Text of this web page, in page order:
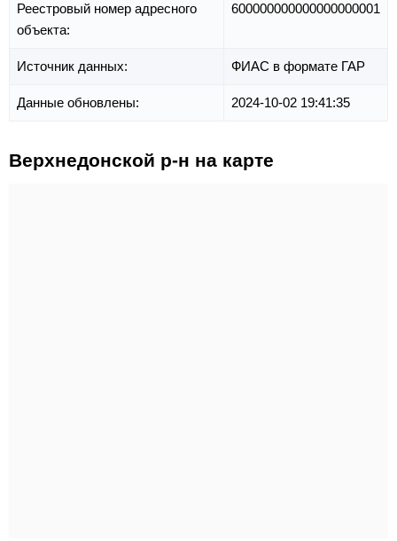
Реестровый номер адресного
объекта:
600000000000000000001
Источник данных: ФИАС в формате ГАР
Данные обновлены: 2024-10-02 19:41:35
Верхнедонской р-н на карте